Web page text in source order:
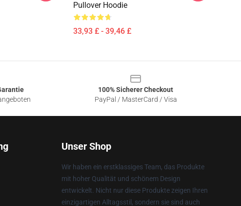
Pullover Hoodie
33,93 £ - 39,46 £
100% Sicherer Checkout
PayPal / MasterCard / Visa
Unser Shop
Wir haben ein erstklassiges Team, das Produkte
mit hoher Qualität und schönem Design
entwickelt. Nicht nur diese Produkte zeigen Ihren
einzigartigen Alltagsstil, sondern sie sind auch